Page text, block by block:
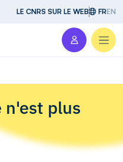
LE CNRS SUR LE WEB FREN
n'est plus